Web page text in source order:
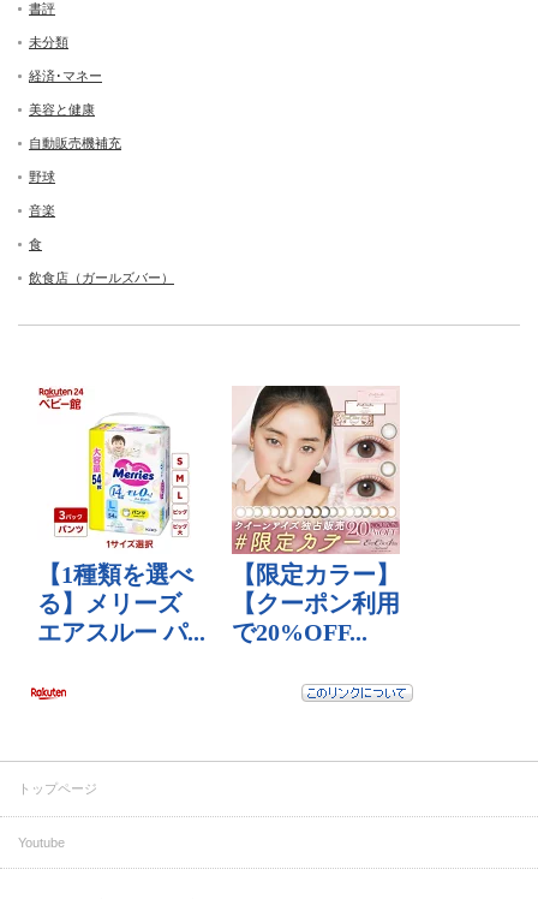
書評
未分類
経済･マネー
美容と健康
自動販売機補充
野球
音楽
食
飲食店（ガールズバー）
トップページ
Youtube